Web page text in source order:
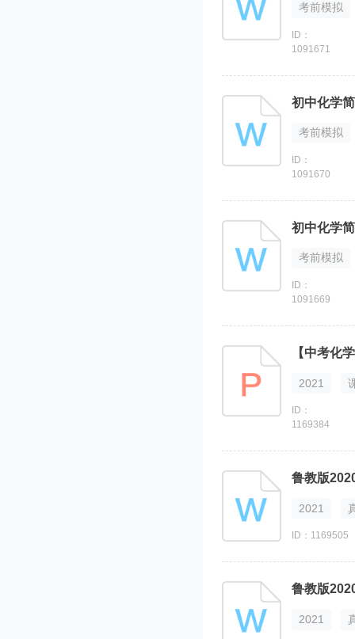
考前模拟
ID：
1091671
初中化学
考前模拟
ID：
1091670
初中化学
考前模拟
ID：
1091669
【中考化
2021
ID：
1169384
鲁教版
2021
ID：1169505
鲁教版
2021